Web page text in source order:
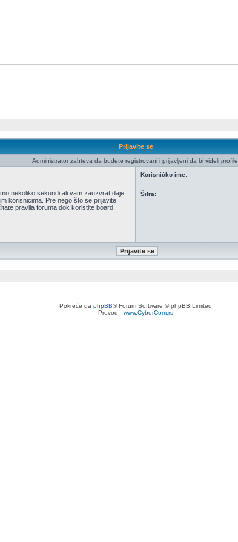
Prijavite se
Administrator zahteva da budete registrovani i prijavljeni da bi videli profile.
nekoliko sekundi ali vam zauzvrat daje
korisnicima. Pre nego što se prijavite
pravila foruma dok koristite board.
Korisničko ime:
Šifra:
Pokreće ga phpBB® Forum Software © phpBB Limited
Prevod - www.CyberCom.rs